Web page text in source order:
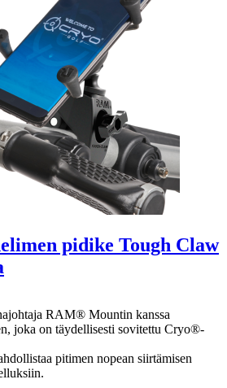
pidike Tough Claw
RAM® Mountin kanssa
joka on täydellisesti sovitettu Cryo®-
pitimen nopean siirtämisen